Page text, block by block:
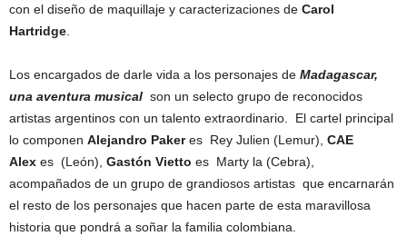
con el diseño de maquillaje y caracterizaciones de Carol
Hartridge.
Los encargados de darle vida a los personajes de Madagascar,
una aventura musical son un selecto grupo de reconocidos
artistas argentinos con un talento extraordinario. El cartel principal
lo componen Alejandro Pakeres Rey Julien (Lemur), CAE
Alex es (León), Gastón Vietto es Marty la (Cebra),
acompañados de un grupo de grandiosos artistas que encarnarán
el resto de los personajes que hacen parte de esta maravillosa
historia que pondrá a soñar la familia colombiana.